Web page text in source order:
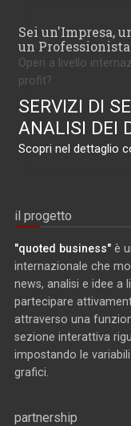
Sei un'Impresa,
un
Operi a livello
profit?
SERVIZI DI
ANALISI DEI
Scopri nel dettaglio
il progetto
"quoted business" è
internazionale che
news, analisi e idee a
partecipare
attraverso una
sezione interattiva
impostando le
grafici.
partnership